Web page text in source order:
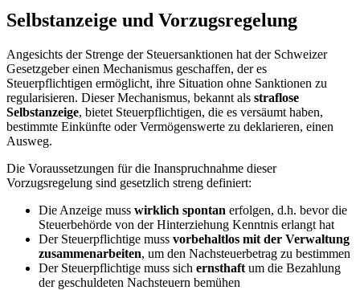
Selbstanzeige und Vorzugsregelung
Angesichts der Strenge der Steuersanktionen hat der Schweizer
Gesetzgeber einen Mechanismus geschaffen, der es
Steuerpflichtigen ermöglicht, ihre Situation ohne Sanktionen zu
regularisieren. Dieser Mechanismus, bekannt als straflose
Selbstanzeige, bietet Steuerpflichtigen, die es versäumt haben,
bestimmte Einkünfte oder Vermögenswerte zu deklarieren, einen
Ausweg.
Die Voraussetzungen für die Inanspruchnahme dieser
Vorzugsregelung sind gesetzlich streng definiert:
Die Anzeige muss wirklich spontan erfolgen, d.h. bevor die
Steuerbehörde von der Hinterziehung Kenntnis erlangt hat
Der Steuerpflichtige muss vorbehaltlos mit der Verwaltung
zusammenarbeiten, um den Nachsteuerbetrag zu bestimmen
Der Steuerpflichtige muss sich ernsthaft um die Bezahlung
der geschuldeten Nachsteuern bemühen